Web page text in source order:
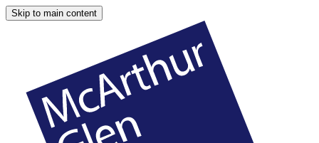
Skip to main content